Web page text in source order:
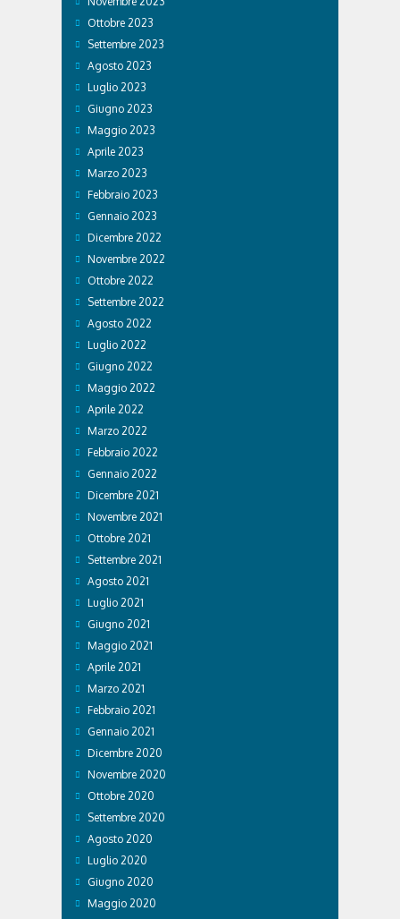
Ottobre 2023
Settembre 2023
Agosto 2023
Luglio 2023
Giugno 2023
Maggio 2023
Aprile 2023
Marzo 2023
Febbraio 2023
Gennaio 2023
Dicembre 2022
Novembre 2022
Ottobre 2022
Settembre 2022
Agosto 2022
Luglio 2022
Giugno 2022
Maggio 2022
Aprile 2022
Marzo 2022
Febbraio 2022
Gennaio 2022
Dicembre 2021
Novembre 2021
Ottobre 2021
Settembre 2021
Agosto 2021
Luglio 2021
Giugno 2021
Maggio 2021
Aprile 2021
Marzo 2021
Febbraio 2021
Gennaio 2021
Dicembre 2020
Novembre 2020
Ottobre 2020
Settembre 2020
Agosto 2020
Luglio 2020
Giugno 2020
Maggio 2020